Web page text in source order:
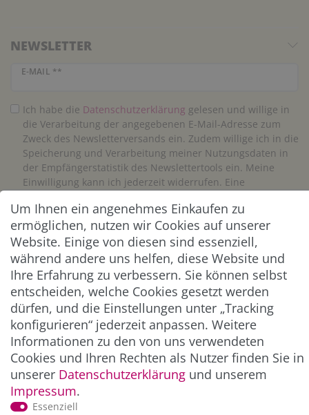
NEWSLETTER
E-MAIL **
Newsletter Honig
Ich habe die Daten­schutz­erklärung gelesen und willige in
die Verarbeitung der angegebenen E-Mail-Adresse zum
Zweck des Newsletterversands ein. Zudem willige ich in die
Speicherung und Verarbeitung meiner Nutzungsdaten in
der Empfängerstatistik des Newslettertools ein. Meine
Einwilligung kann ich jederzeit widerrufen. Eine
Abonnieren
** Hierbei handelt es sich um ein Pflichtfeld.
ZAHLUNG & VERSAND
Um Ihnen ein angenehmes Einkaufen zu
ermöglichen, nutzen wir Cookies auf unserer
Website. Einige von diesen sind essenziell,
während andere uns helfen, diese Website und
Ihre Erfahrung zu verbessern. Sie können selbst
entscheiden, welche Cookies gesetzt werden
dürfen, und die Einstellungen unter „Tracking
konfigurieren“ jederzeit anpassen. Weitere
Informationen zu den von uns verwendeten
Cookies und Ihren Rechten als Nutzer finden Sie in
unserer Daten­schutz­erklärung und unserem
Impressum.
Essenziell